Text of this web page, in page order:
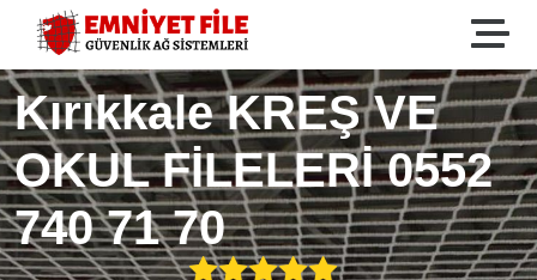
Kırıkkale KREŞ VE
OKUL FİLELERİ 0552
740 71 70